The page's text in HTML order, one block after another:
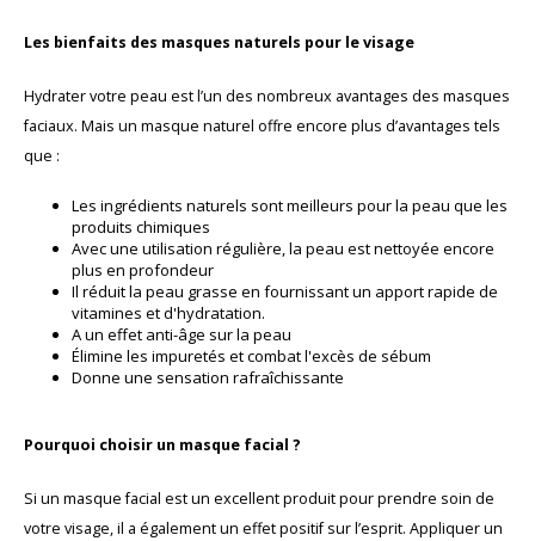
Les bienfaits des masques naturels pour le visage
Hydrater votre peau est l’un des nombreux avantages des masques
faciaux. Mais un masque naturel offre encore plus d’avantages tels
que :
Les ingrédients naturels sont meilleurs pour la peau que les
produits chimiques
Avec une utilisation régulière, la peau est nettoyée encore
plus en profondeur
Il réduit la peau grasse en fournissant un apport rapide de
vitamines et d'hydratation.
A un effet anti-âge sur la peau
Élimine les impuretés et combat l'excès de sébum
Donne une sensation rafraîchissante
Pourquoi choisir un masque facial ?
Si un masque facial est un excellent produit pour prendre soin de
votre visage, il a également un effet positif sur l’esprit. Appliquer un